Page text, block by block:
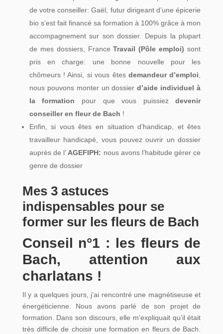
de votre conseiller: Gaël, futur dirigeant d’une épicerie
bio s’est fait financé sa formation à 100% grâce à mon
accompagnement sur son dossier. Depuis la plupart
de mes dossiers, France Travail (Pôle emploi) sont
pris en charge: une bonne nouvelle pour les
chômeurs ! Ainsi, si vous êtes demandeur d’emploi
nous pouvons monter un dossierd’aide individuel à
la formation pour que vous puissiezdevenir
conseiller en fleur de Bach !
Enfin, si vous êtes en situation d’handicap, et êtes
travailleur handicapé, vous pouvez ouvrir un dossier
auprès de l’ AGEFIPH: nous avons l’habitude gérer ce
genre de dossier
Mes 3 astuces
indispensables pour se
former sur les fleurs de Bach
Conseil n°1 : les fleurs de
Bach, attention aux
charlatans !
Il y a quelques jours, j’ai rencontré une magnétiseuse et
énergéticienne. Nous avons parlé de son projet de
formation. Dans son discours, elle m’expliquait qu’il était
très difficile de choisir une formation en fleurs de Bach.